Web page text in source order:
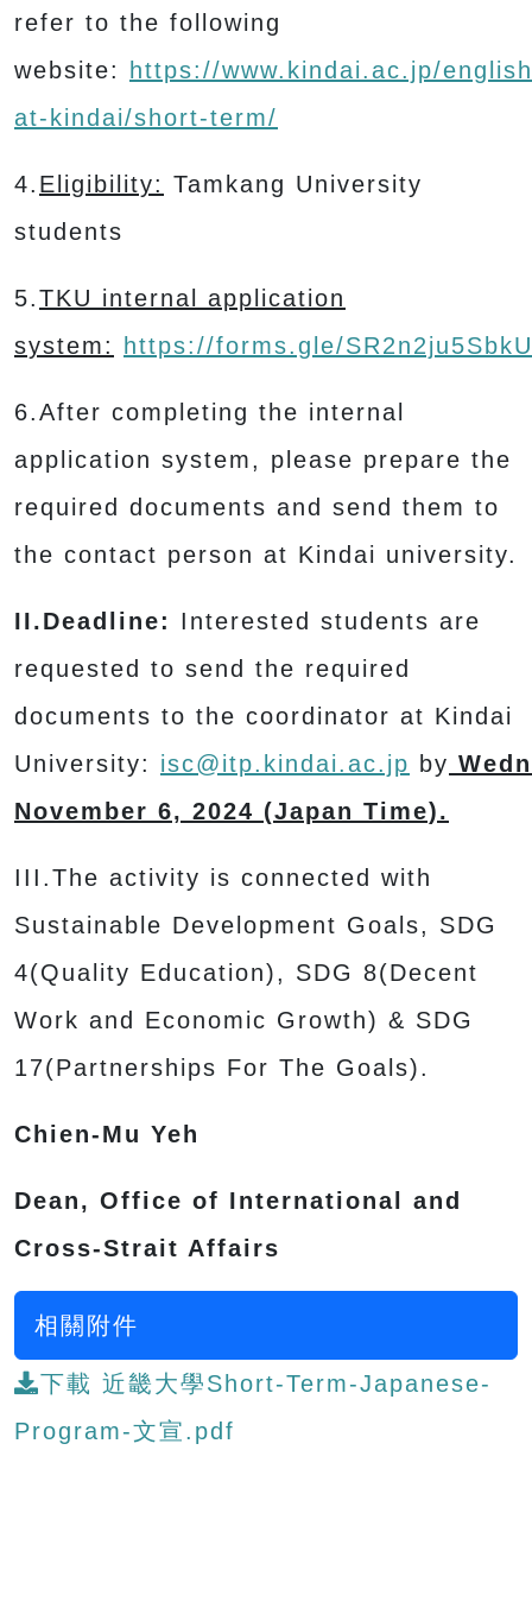
refer to the following
website:
https://www.kindai.ac.jp/
at-kindai/short-term/
4. Eligibility: Tamkang University
students
5.TKU internal application
system:
https://forms.gle/
6.After completing the internal
application system, please prepare the
required documents and send them to
the contact person at Kindai university.
II.Deadline: Interested students are
requested to send the required
documents to the coordinator at Kindai
University: isc@itp.kindai.ac.jp by
November 6, 2024 (Japan Time).
III.The activity is connected with
Sustainable Development Goals, SDG
4(Quality Education), SDG 8(Decent
Work and Economic Growth) & SDG
17(Partnerships For The Goals).
Chien-Mu Yeh
Dean, Office of International and
Cross-Strait Affairs
相關附件
下載 近畿大學Short-Term-Japanese-
Program-文宣.pdf